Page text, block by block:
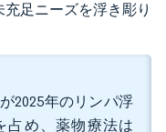
足ニーズを浮き彫り
2025年のリンパ浮
占め、薬物療法は